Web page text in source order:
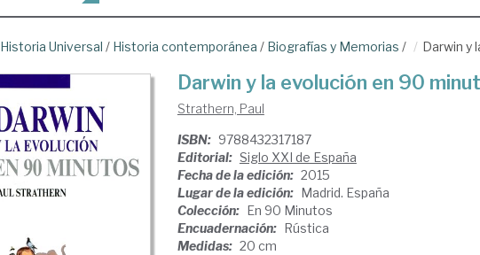
Historia Universal / Historia contemporánea / Biografías y Memorias / Darwin y
Darwin y la evolución en 90
Strathern, Paul
ISBN: 9788432317187
Editorial: Siglo XXI de España
Fecha de la edición: 2015
Lugar de la edición: Madrid. España
Colección: En 90 Minutos
Encuadernación: Rústica
Medidas: 20 cm